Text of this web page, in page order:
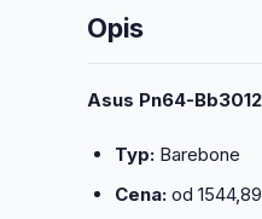
Opis
Asus Pn64-
Typ:Barebone
Cena:od 1544,89